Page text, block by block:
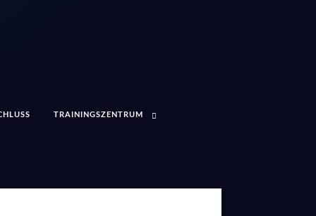
TRAININGSZENTRUM